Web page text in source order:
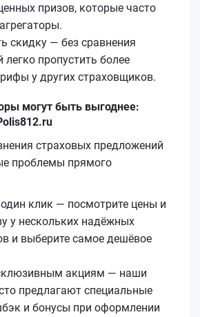
призов, которые часто
скидку — без сравнения
пропустить более
у других страховщиков.
могут быть выгоднее:
страховых предложений
проблемы прямого
клик — посмотрите цены и
у нескольких надёжных
и выберите самое дешёвое
акциям — наши
предлагают специальные
и бонусы при оформлении